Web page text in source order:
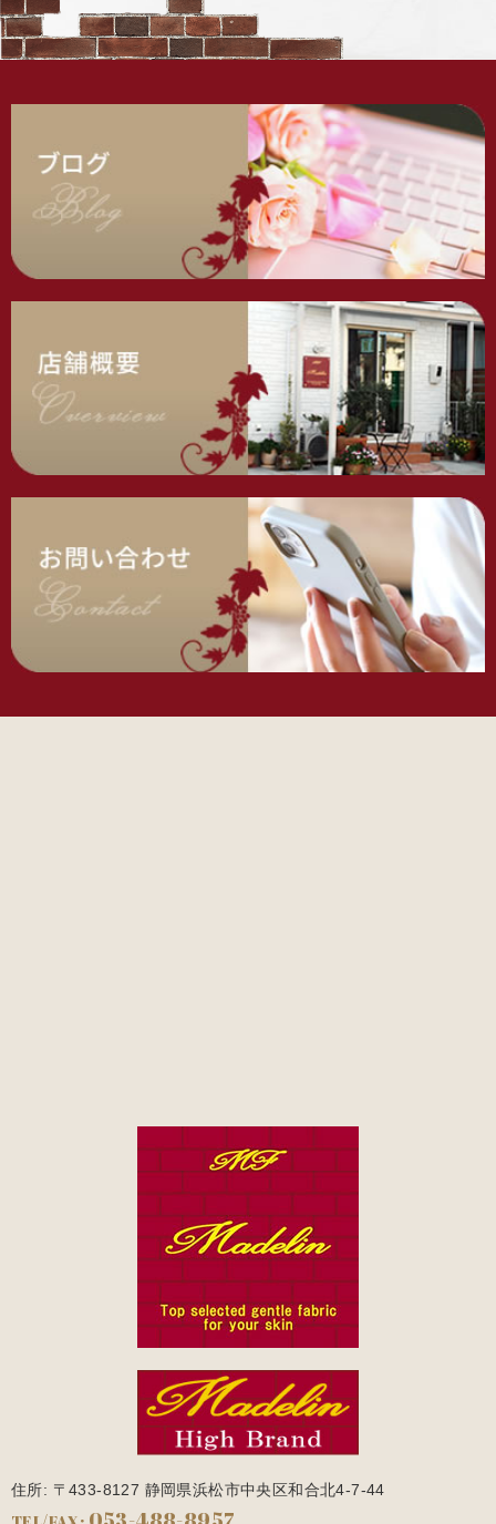
住所: 〒433-8127 静岡県浜松市中央区和合北4-7-44